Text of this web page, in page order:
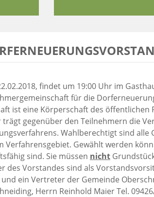
findet um 19:00 Uhr im
für die
ist eine Körperschaft des öffentlichen
gegenüber den Teilnehmern die
Wahlberechtigt sind
Verfahrensgebiet. Gewählt werden
sind. Sie müssen nicht
des Vorstandes sind als
ein Vertreter der Gemeinde
Herrn Reinhold Maier Tel.